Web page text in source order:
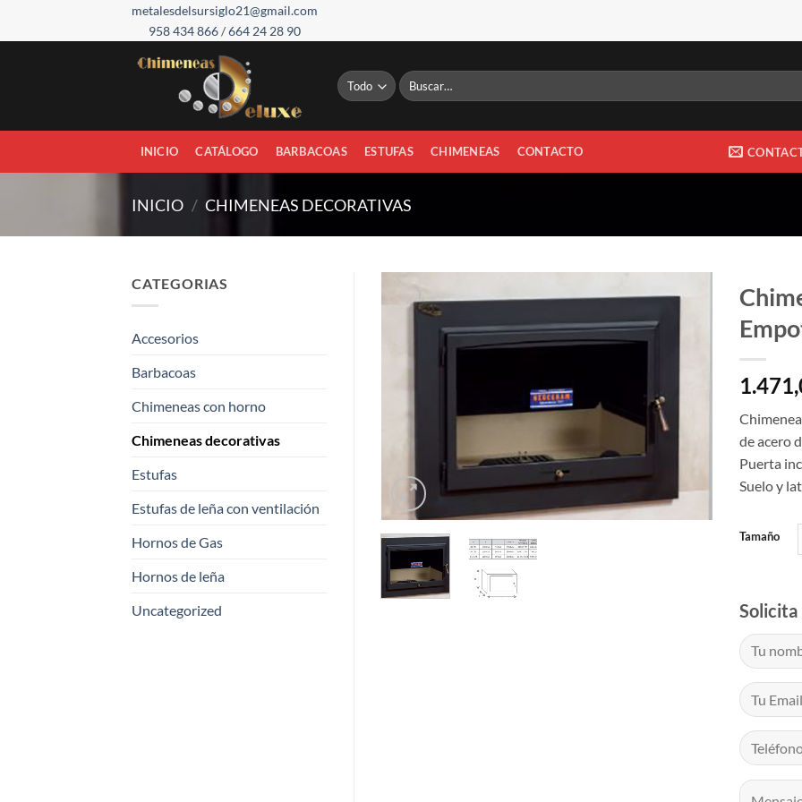
metalesdelsursiglo21@gmail.com
958 434 866/664 24 28 90
Buscar
por:
INICIO CATÁLOGO BARBACOAS ESTUFAS CHIMENEAS CONTACTO
INICIO / CHIMENEAS DECORATIVAS
CATEGORIAS
Accesorios
Barbacoas
Chimeneas con horno
Chimeneas decorativas
Estufas
Estufas de leña con ventilación
Hornos de Gas
Hornos de leña
Uncategorized
de acero
Puerta
Suelo y
Tamaño